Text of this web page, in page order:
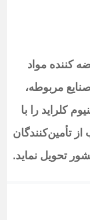
کننده مواد
مربوطه،
کلراید را با
تأمین‌کنندگان
تحویل نماید.